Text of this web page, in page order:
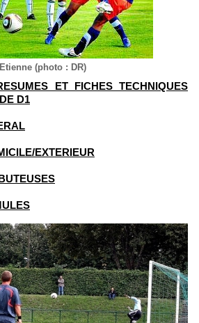
(photo : DR)
D1
EXTERIEUR